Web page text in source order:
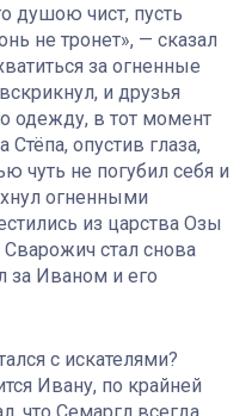
душою чист, пусть
не тронет», — сказал
за огненные
и друзья
одежду, в тот момент
опустив глаза,
чуть не погубил себя и
огненными
из царства Озы
стал снова
за Иваном и его
с искателями?
Ивану, по крайней